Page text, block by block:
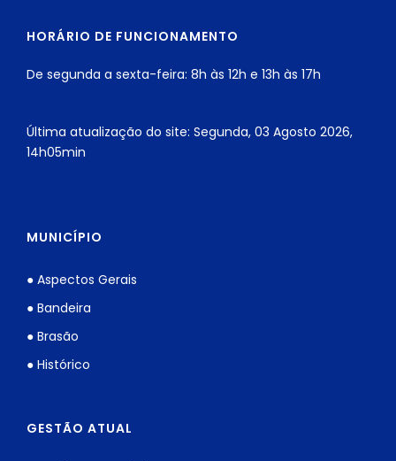
HORÁRIO DE FUNCIONAMENTO
De segunda a sexta-feira: 8h às 12h e 13h às 17h
Última atualização do site: Segunda, 03 Agosto 2026,
14h05min
MUNICÍPIO
● Aspectos Gerais
● Bandeira
● Brasão
● Histórico
GESTÃO ATUAL